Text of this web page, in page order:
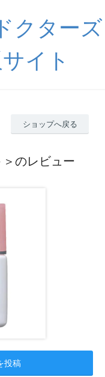
クターズ
イト
ショップへ戻る
のレビュー
投稿